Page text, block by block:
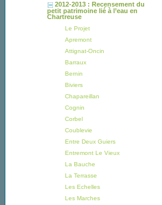
2012-2013 : Recensement du
petit patrimoine lié à l’eau en
Chartreuse
Le Projet
Apremont
Attignat-Oncin
Barraux
Bernin
Biviers
Chapareillan
Cognin
Corbel
Coublevie
Entre Deux Guiers
Entremont Le Vieux
La Bauche
La Terrasse
Les Echelles
Les Marches